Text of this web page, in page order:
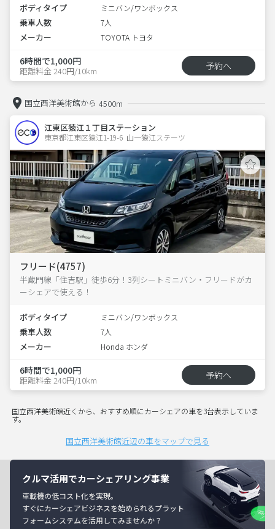
ボディタイプ ミニバン/ワンボックス
乗車人数 7人
メーカー TOYOTA トヨタ
6時間で1,000円
距離料金 240円/10km 予約へ
国立西洋美術館から 4500m
江東区猿江１丁目ステーション
東京都江東区猿江1-19-6  山一猿江ステーツ
フリード(4757)
半蔵門線「住吉駅」徒歩6分！3列シートミニバン・フリードがカ
ーシェアで使える！
ボディタイプ ミニバン/ワンボックス
乗車人数 7人
メーカー Honda ホンダ
6時間で1,000円
距離料金 240円/10km 予約へ
国立西洋美術館近くから、おすすめ順にカーシェアの車を3台表示していま
す。
国立西洋美術館近辺の車をマップで見る
クルマ活用でカーシェアリング事業
車載機の低コスト化を実現。
すぐにカーシェアビジネスを始められるプラット
フォームシステムを活用してみませんか？